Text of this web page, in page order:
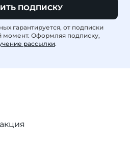
ПОДПИСКУ
гарантируется, от подписки
момент. Оформляя подписку,
рассылки.